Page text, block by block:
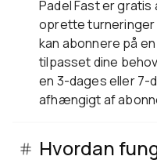
Padel Fast er
oprette
kan abonnere på
tilpasset dine
en 3-dages eller 7-
afhængigt af
Hvordan